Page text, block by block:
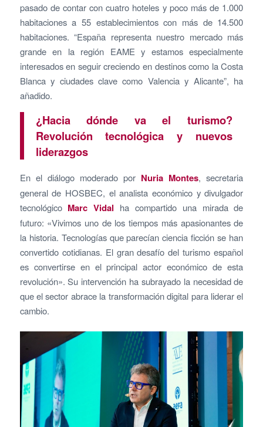
pasado de contar con cuatro hoteles y poco más de 1.000
habitaciones a 55 establecimientos con más de 14.500
habitaciones. “España representa nuestro mercado más
grande en la región EAME y estamos especialmente
interesados en seguir creciendo en destinos como la Costa
Blanca y ciudades clave como Valencia y Alicante”, ha
añadido.
¿Hacia dónde va el turismo?
Revolución tecnológica y nuevos
liderazgos
En el diálogo moderado por Nuria Montes, secretaria
general de HOSBEC, el analista económico y divulgador
tecnológico Marc Vidal ha compartido una mirada de
futuro: «Vivimos uno de los tiempos más apasionantes de
la historia. Tecnologías que parecían ciencia ficción se han
convertido cotidianas. El gran desafío del turismo español
es convertirse en el principal actor económico de esta
revolución». Su intervención ha subrayado la necesidad de
que el sector abrace la transformación digital para liderar el
cambio.